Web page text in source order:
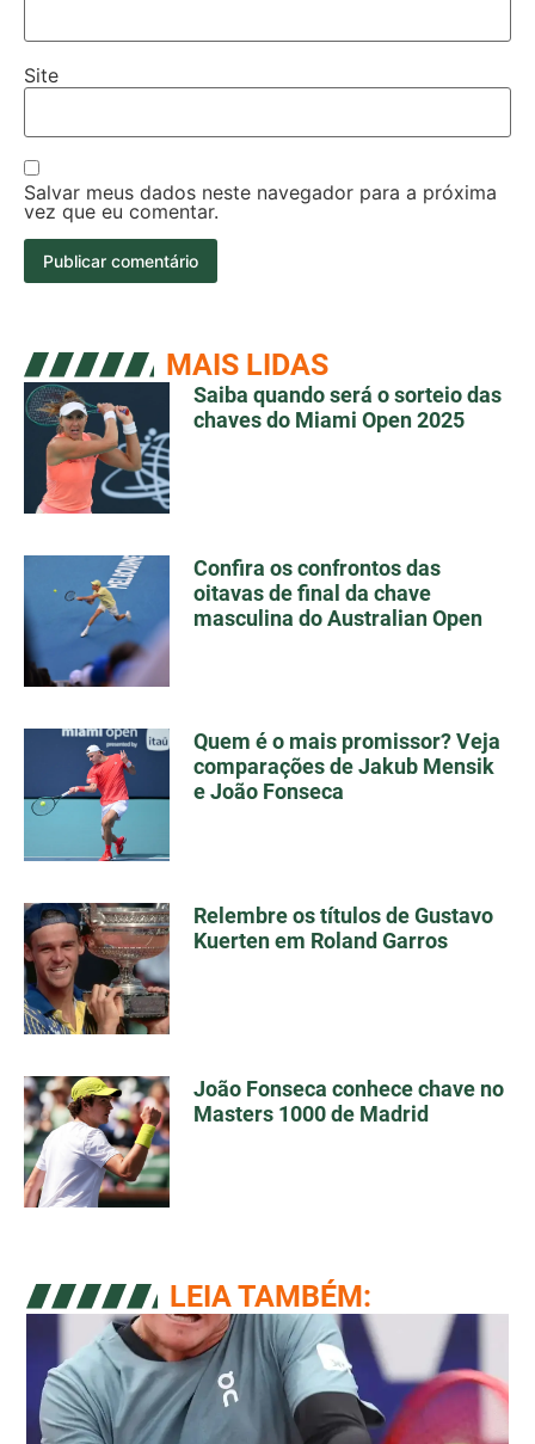
Site
Salvar meus dados neste navegador para a próxima
vez que eu comentar.
MAIS LIDAS
Saiba quando será o sorteio das
chaves do Miami Open 2025
Confira os confrontos das
oitavas de final da chave
masculina do Australian Open
Quem é o mais promissor? Veja
comparações de Jakub Mensik
e João Fonseca
Relembre os títulos de Gustavo
Kuerten em Roland Garros
João Fonseca conhece chave no
Masters 1000 de Madrid
LEIA TAMBÉM: